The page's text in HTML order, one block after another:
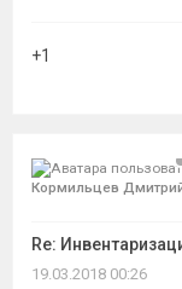
+1
Кормильцев
Re:
19.03.2018 00:26